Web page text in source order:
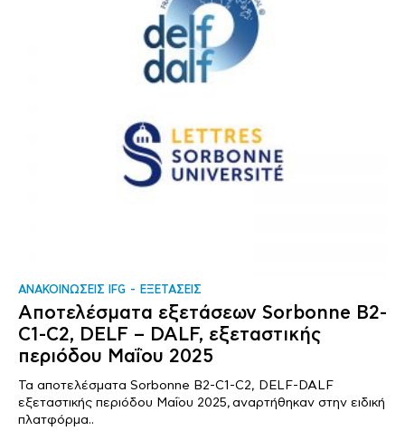
ΑΝΑΚΟΙΝΩΣΕΙΣ IFG ΕΞΕΤΑΣΕΙΣ
Αποτελέσματα εξετάσεων Sorbonne B2-
C1-C2, DELF – DALF, εξεταστικής
περιόδου Μαΐου 2025
Τα αποτελέσματα Sorbonne B2-C1-C2, DELF-DALF
εξεταστικής περιόδου Μαΐου 2025, αναρτήθηκαν στην ειδική
πλατφόρμα..